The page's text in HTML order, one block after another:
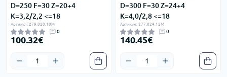
D=250 F=30 Z=20+4
K=3,2/2,2 <=18
Артикул: 279.020.10M
0
100.32€
D=300 F=30 Z=24+4
K=4,0/2,8 <=18
Артикул: 277.024.12M
0
140.45€